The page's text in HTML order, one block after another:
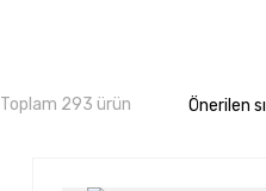
Toplam 293 ürün